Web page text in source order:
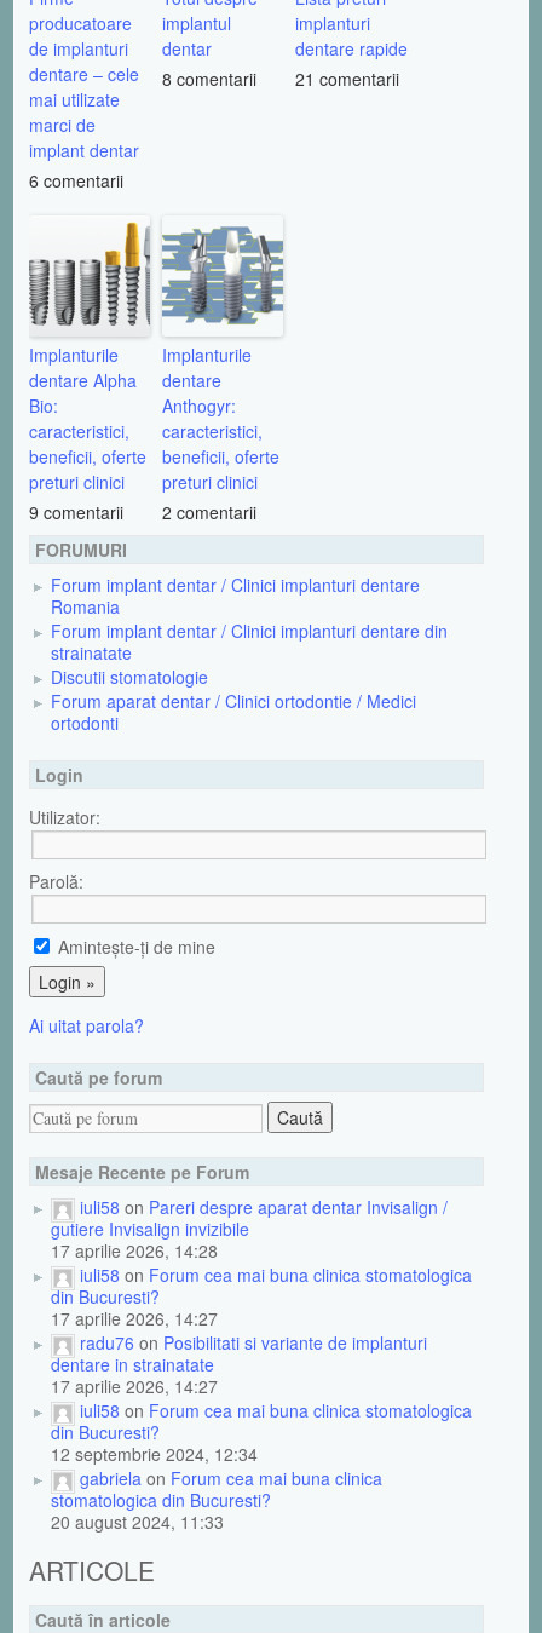
producatoare
de implanturi
dentare – cele
mai utilizate
marci de
implant dentar
6 comentarii
implantul
dentar
8 comentarii
implanturi
dentare rapide
21 comentarii
Implanturile
dentare Alpha
Bio:
caracteristici,
beneficii, oferte
preturi clinici
9 comentarii
Implanturile
dentare
Anthogyr:
caracteristici,
beneficii, oferte
preturi clinici
2 comentarii
FORUMURI
Forum implant dentar / Clinici implanturi dentare
Romania
Forum implant dentar / Clinici implanturi dentare din
strainatate
Discutii stomatologie
Forum aparat dentar / Clinici ortodontie / Medici
ortodonti
Login
Utilizator:
Parolă:
Aminteşte-ţi de mine
Ai uitat parola?
Caută pe forum
Mesaje Recente pe Forum
iuli58 on Pareri despre aparat dentar Invisalign /
gutiere Invisalign invizibile
17 aprilie 2026, 14:28
iuli58 on Forum cea mai buna clinica stomatologica
din Bucuresti?
17 aprilie 2026, 14:27
radu76 on Posibilitati si variante de implanturi
dentare in strainatate
17 aprilie 2026, 14:27
iuli58 on Forum cea mai buna clinica stomatologica
din Bucuresti?
12 septembrie 2024, 12:34
gabriela on Forum cea mai buna clinica
stomatologica din Bucuresti?
20 august 2024, 11:33
ARTICOLE
Caută în articole